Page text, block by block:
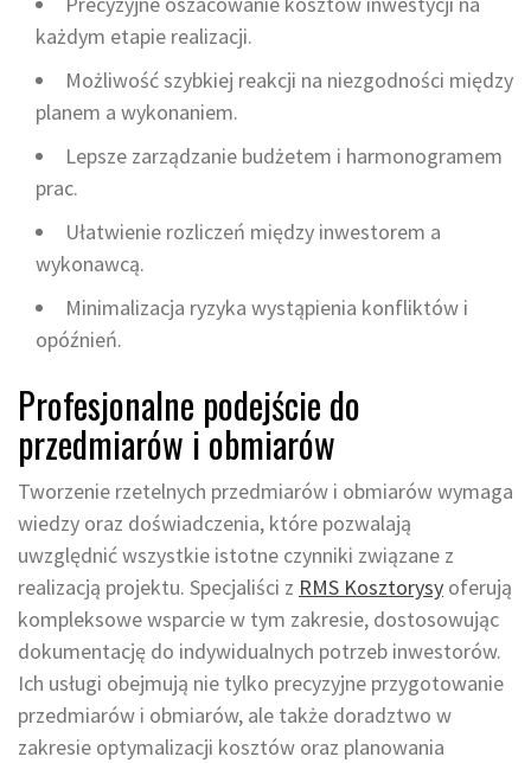
każdym etapie realizacji.
Możliwość szybkiej reakcji na niezgodności między
planem a wykonaniem.
Lepsze zarządzanie budżetem i harmonogramem
prac.
Ułatwienie rozliczeń między inwestorem a
wykonawcą.
Minimalizacja ryzyka wystąpienia konfliktów i
opóźnień.
Profesjonalne podejście do
przedmiarów i obmiarów
Tworzenie rzetelnych przedmiarów i obmiarów wymaga
wiedzy oraz doświadczenia, które pozwalają
uwzględnić wszystkie istotne czynniki związane z
realizacją projektu. Specjaliści z RMS Kosztorysy oferują
kompleksowe wsparcie w tym zakresie, dostosowując
dokumentację do indywidualnych potrzeb inwestorów.
Ich usługi obejmują nie tylko precyzyjne przygotowanie
przedmiarów i obmiarów, ale także doradztwo w
zakresie optymalizacji kosztów oraz planowania